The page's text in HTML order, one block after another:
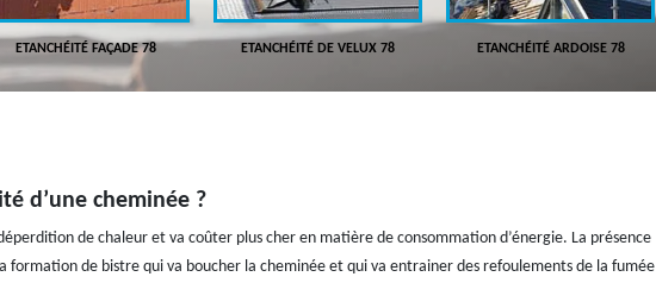
ETANCHÉITÉ FAÇADE 78 ETANCHÉITÉ DE VELUX 78 ETANCHÉITÉ ARDOISE 78
d’une cheminée ?
de chaleur et va coûter plus cher en matière de consommation d’énergie. La présence
formation de bistre qui va boucher la cheminée et qui va entrainer des refoulements de la fumée